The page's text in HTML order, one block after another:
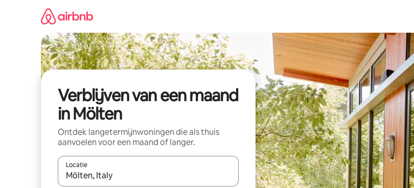
Verblijven van een maand
in Mölten
Ontdek langetermijnwoningen die als thuis
aanvoelen voor een maand of langer.
Locatie
Wanneer er resultaten beschikbaar zijn, maak je een keuze met je de pijltjestoetsen omhoog en omlaag,